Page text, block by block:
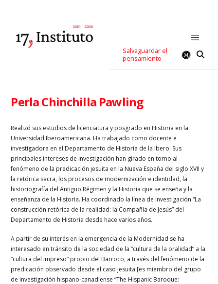
Salvaguardar el
pensamiento
Perla Chinchilla Pawling
Realizó sus estudios de licenciatura y posgrado en Historia en la
Universidad Iberoamericana. Ha trabajado como docente e
investigadora en el Departamento de Historia de la Ibero. Sus
principales intereses de investigación han girado en torno al
fenómeno de la predicación jesuita en la Nueva España del siglo XVII y
la retórica sacra, los procesos de modernización e identidad, la
historiografía del Antiguo Régimen y la Historia que se enseña y la
enseñanza de la Historia. Ha coordinado la línea de investigación “La
construcción retórica de la realidad: la Compañía de Jesús” del
Departamento de Historia desde hace varios años.
A partir de su interés en la emergencia de la Modernidad se ha
interesado en tránsito de la sociedad de la “cultura de la oralidad” a la
“cultura del impreso” propio del Barroco, a través del fenómeno de la
predicación observado desde el caso jesuita [es miembro del grupo
de investigación hispano-canadiense “The Hispanic Baroque: